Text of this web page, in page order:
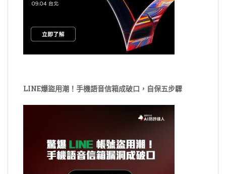
LINE爆盜用潮！手機語音信箱成破口，自保五步驟